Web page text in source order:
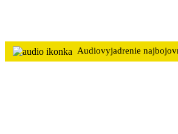
Audiovyjadrenie